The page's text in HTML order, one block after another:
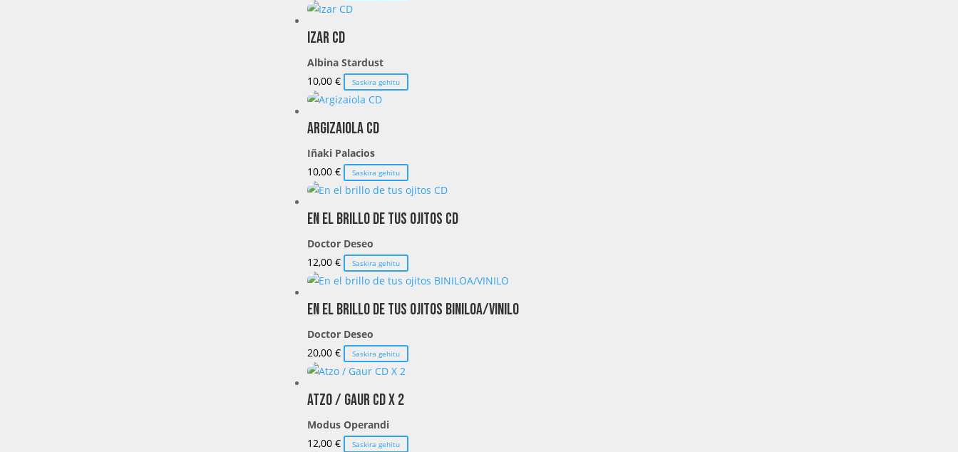
Izar CD
Albina Stardust
10,00 € Saskira gehitu
Argizaiola CD
Iñaki Palacios
10,00 € Saskira gehitu
En el brillo de tus ojitos CD
Doctor Deseo
12,00 € Saskira gehitu
En el brillo de tus ojitos BINILOA/VINILO
Doctor Deseo
20,00 € Saskira gehitu
Atzo / Gaur CD X 2
Modus Operandi
12,00 € Saskira gehitu